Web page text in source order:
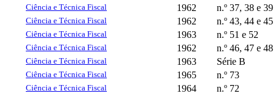
Ciência e Técnica Fiscal 1962 n.º 37, 38 e 39
Ciência e Técnica Fiscal 1962 n.º 43, 44 e 45
Ciência e Técnica Fiscal 1963 n.º 51 e 52
Ciência e Técnica Fiscal 1962 n.º 46, 47 e 48
Ciência e Técnica Fiscal 1963 Série B
Ciência e Técnica Fiscal 1965 n.º 73
Ciência e Técnica Fiscal 1964 n.º 72